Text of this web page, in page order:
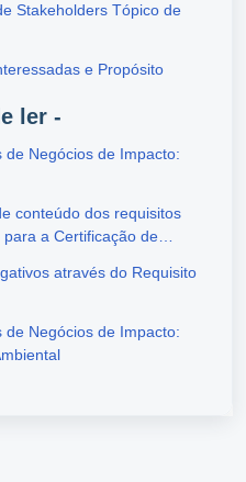
Stakeholders Tópico de
e Propósito
ler -
Negócios de Impacto:
conteúdo dos requisitos
a Certificação de
através do Requisito
Negócios de Impacto: